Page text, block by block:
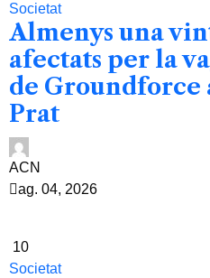
Societat
Almenys una
afectats per la
de Groundforce
Prat
ACN
ag. 04, 2026
10
Societat